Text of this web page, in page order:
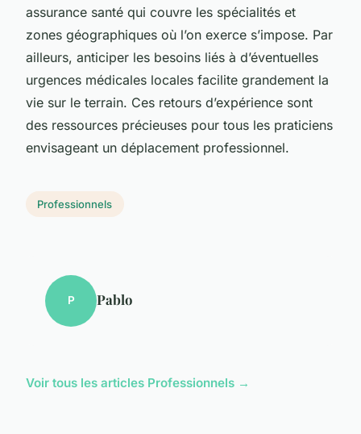
assurance santé qui couvre les spécialités et
zones géographiques où l’on exerce s’impose. Par
ailleurs, anticiper les besoins liés à d’éventuelles
urgences médicales locales facilite grandement la
vie sur le terrain. Ces retours d’expérience sont
des ressources précieuses pour tous les praticiens
envisageant un déplacement professionnel.
Professionnels
P Pablo
Voir tous les articles Professionnels →